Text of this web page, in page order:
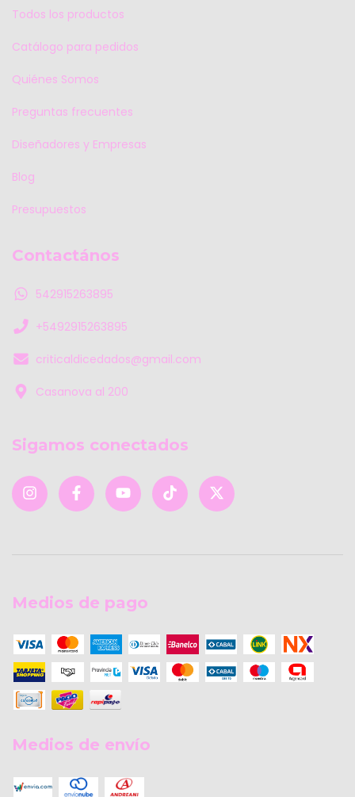
Todos los productos
Catálogo para pedidos
Quiénes Somos
Preguntas frecuentes
Diseñadores y Empresas
Blog
Presupuestos
Contactános
542915263895
+5492915263895
criticaldicedados@gmail.com
Casanova al 200
Sigamos conectados
Medios de pago
Medios de envío